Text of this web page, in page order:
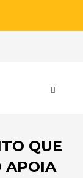
a história
QUE
APOIA